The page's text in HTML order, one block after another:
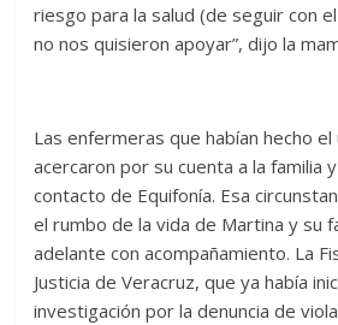
riesgo para la salud (de seguir con
no nos quisieron apoyar”, dijo la
Las enfermeras que habían hecho
acercaron por su cuenta a la familia
contacto de Equifonía. Esa
el rumbo de la vida de Martina y su
adelante con acompañamiento. La
Justicia de Veracruz, que ya había
investigación por la denuncia de